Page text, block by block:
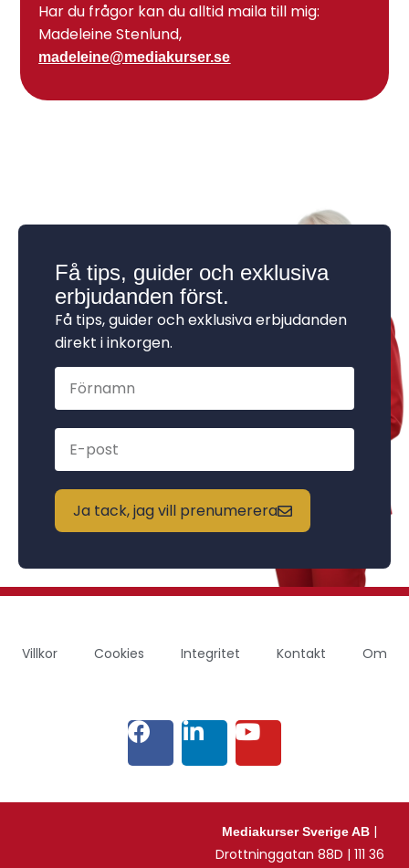
Har du frågor kan du alltid maila till mig:
Madeleine Stenlund,
madeleine@mediakurser.se
Få tips, guider och exklusiva
erbjudanden först.
Få tips, guider och exklusiva erbjudanden
direkt i inkorgen.
Ja tack, jag vill prenumerera
Villkor Cookies Integritet Kontakt Om
Mediakurser Sverige AB |
Drottninggatan 88D | 111 36